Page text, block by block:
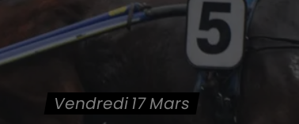
Vendredi 17 Mars